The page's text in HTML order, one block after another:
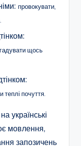
провокувати,
щось
теплі почуття.
українські
мовлення,
запозичень